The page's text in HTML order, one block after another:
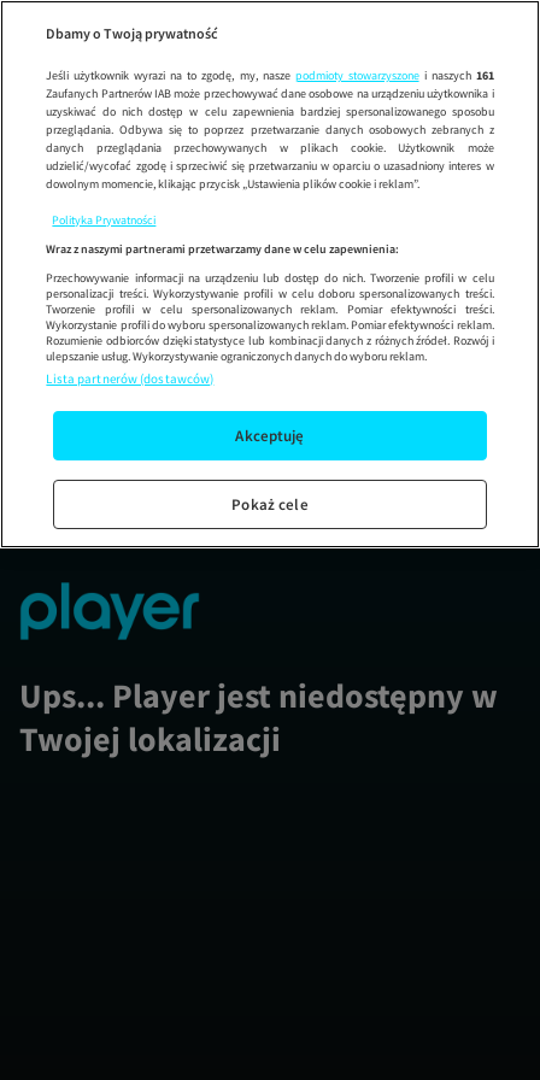
Wypróbuj aplikację mobilną
Korzystaj z łatwiejszej nawigacji i ciesz się szybszym
Ups... Player jest niedostępny w
Twojej lokalizacji
Dbamy o Twoją prywatność
Jeśli użytkownik wyrazi na to zgodę, my, nasze podmioty stowarzyszonei naszych 161
Zaufanych Partnerów IAB może przechowywać dane osobowe na urządzeniu użytkownika i
uzyskiwać do nich dostęp w celu zapewnienia bardziej spersonalizowanego sposobu
przeglądania. Odbywa się to poprzez przetwarzanie danych osobowych zebranych z
danych przeglądania przechowywanych w plikach cookie. Użytkownik może
udzielić/wycofać zgodę i sprzeciwić się przetwarzaniu w oparciu o uzasadniony interes w
dowolnym momencie, klikając przycisk „Ustawienia plików cookie i reklam”.
Polityka Prywatności
Wraz z naszymi partnerami przetwarzamy dane w celu zapewnienia:
Przechowywanie informacji na urządzeniu lub dostęp do nich. Tworzenie profili w celu
personalizacji treści. Wykorzystywanie profili w celu doboru spersonalizowanych treści.
Tworzenie profili w celu spersonalizowanych reklam. Pomiar efektywności treści.
Wykorzystanie profili do wyboru spersonalizowanych reklam. Pomiar efektywności reklam.
Rozumienie odbiorców dzięki statystyce lub kombinacji danych z różnych źródeł. Rozwój i
ulepszanie usług. Wykorzystywanie ograniczonych danych do wyboru reklam.
Lista partnerów (dostawców)
Akceptuję
Pokaż cele